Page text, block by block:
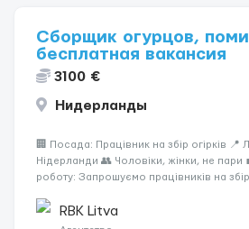
Сборщик огурцов,
бесплатная вакансия
3100 €
Нидерланды
🏢 Посада: Працівник на збір огірків 📍
Нідерланди 👥 Чоловіки, жінки, не пари
роботу: Запрошуємо працівників на збір
збирання або зрізання) Видалення
RBK Litva